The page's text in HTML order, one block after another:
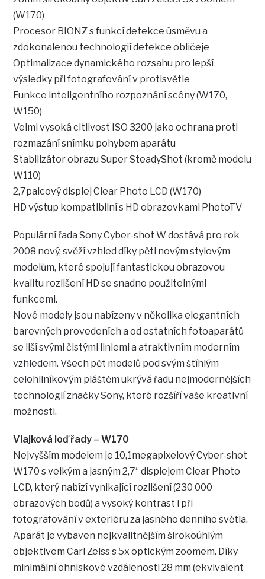
(W170)
Procesor BIONZ s funkcí detekce úsměvu a
zdokonalenou technologií detekce obličeje
Optimalizace dynamického rozsahu pro lepší
výsledky při fotografování v protisvětle
Funkce inteligentního rozpoznání scény (W170,
W150)
Velmi vysoká citlivost ISO 3200 jako ochrana proti
rozmazání snímku pohybem aparátu
Stabilizátor obrazu Super SteadyShot (kromě modelu
W110)
2,7palcový displej Clear Photo LCD (W170)
HD výstup kompatibilní s HD obrazovkami PhotoTV
Populární řada Sony Cyber-shot W dostává pro rok
2008 nový, svěží vzhled díky pěti novým stylovým
modelům, které spojují fantastickou obrazovou
kvalitu rozlišení HD se snadno použitelnými
funkcemi.
Nové modely jsou nabízeny v několika elegantních
barevných provedeních a od ostatních fotoaparátů
se liší svými čistými liniemi a atraktivním moderním
vzhledem. Všech pět modelů pod svým štíhlým
celohliníkovým pláštěm ukrývá řadu nejmodernějších
technologií značky Sony, které rozšíří vaše kreativní
možnosti.
Vlajková loď řady – W170
Nejvyšším modelem je 10,1megapixelový Cyber-shot
W170 s velkým a jasným 2,7“ displejem Clear Photo
LCD, který nabízí vynikající rozlišení (230 000
obrazových bodů) a vysoký kontrast i při
fotografování v exteriéru za jasného denního světla.
Aparát je vybaven nejkvalitnějším širokoúhlým
objektivem Carl Zeiss s 5x optickým zoomem. Díky
minimální ohniskové vzdálenosti 28 mm (ekvivalent